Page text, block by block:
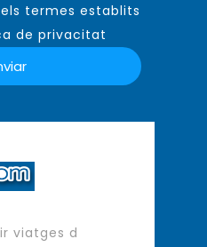
termes establits
de privacitat
viatges d